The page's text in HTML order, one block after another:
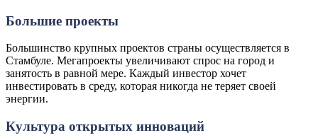
Большие проекты
Большинство крупных проектов страны осуществляется в
Стамбуле. Мегапроекты увеличивают спрос на город и
занятость в равной мере. Каждый инвестор хочет
инвестировать в среду, которая никогда не теряет своей
энергии.
Культура открытых инноваций